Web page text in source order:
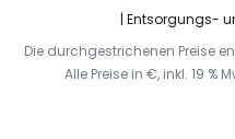
Entsorgungs-
Die durchgestrichenen Preise
Alle Preise in €, inkl. 19 %